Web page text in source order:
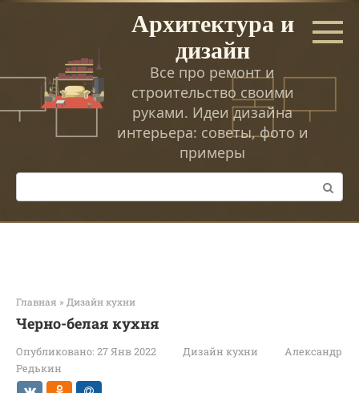
Перейти
Архитектура и
дизайн
Все про ремонт и
строительство своими
руками. Идеи дизайна
интерьера: советы, фото и
примеры
Поиск:
Главная » Дизайн кухни
Черно-белая кухня
Опубликовано: 27 Янв 2022 Дизайн кухни
Александр
Редькин